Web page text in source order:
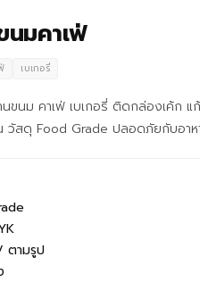
มคาเฟ่
เบเกอรี่
นขนม คาเฟ่ เบเกอรี่ ติดกล่องเค้ก
วัสดุ Food Grade ปลอดภัยกับอาห
ตามรูป